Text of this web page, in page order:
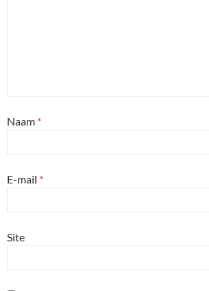
Naam *
E-mail *
Site